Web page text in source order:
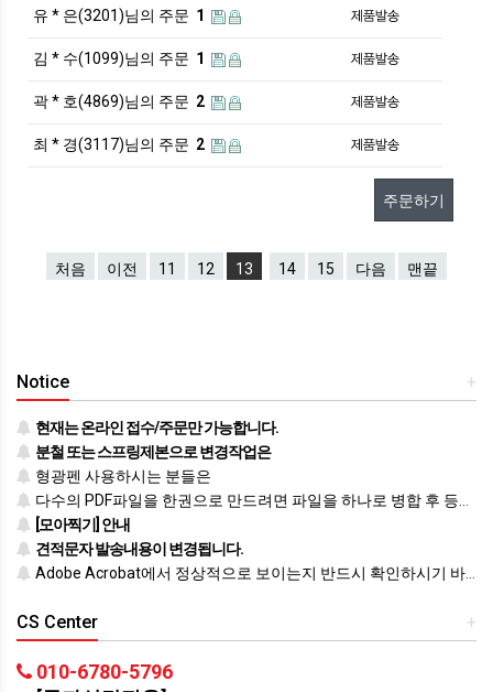
유 * 은(3201)님의 주문 1
김 * 수(1099)님의 주문 1
곽 * 호(4869)님의 주문 2
최 * 경(3117)님의 주문 2
주문하기
처음 이전 11 12 13 14 15 다음 맨끝
+
Notice
현재는 온라인 접수/주문만 가능합니다.
분철 또는 스프링제본으로 변경작업은
형광펜 사용하시는 분들은
다수의 PDF파일을 한권으로 만드려면 파일을 하나로 병합 후 등록하시기 바랍니다.
[모아찍기] 안내
견적문자 발송내용이 변경됩니다.
Adobe Acrobat에서 정상적으로 보이는지 반드시 확인하시기 바랍니다.
+
CS Center
010-6780-5796